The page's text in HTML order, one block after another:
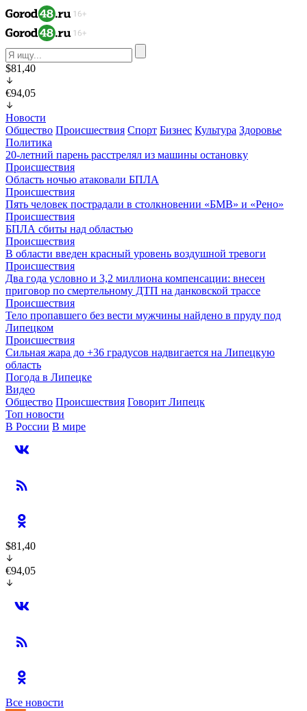
$81,40
€94,05
Новости
Общество Происшествия Спорт Бизнес Культура Здоровье
Политика
20-летний парень расстрелял из машины остановку
Происшествия
Область ночью атаковали БПЛА
Происшествия
Пять человек пострадали в столкновении «БМВ» и «Рено»
Происшествия
БПЛА сбиты над областью
Происшествия
В области введен красный уровень воздушной тревоги
Происшествия
Два года условно и 3,2 миллиона компенсации: внесен
приговор по смертельному ДТП на данковской трассе
Происшествия
Тело пропавшего без вести мужчины найдено в пруду под
Липецком
Происшествия
Сильная жара до +36 градусов надвигается на Липецкую
область
Погода в Липецке
Видео
Общество Происшествия Говорит Липецк
Топ новости
В России В мире
$81,40
€94,05
Все новости